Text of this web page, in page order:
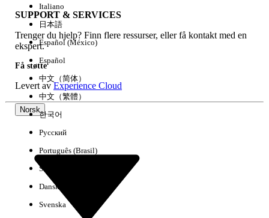
Fjern alle Utført
SUPPORT & SERVICES
Trenger du hjelp? Finn flere ressurser, eller få kontakt med en
ekspert.
Få støtte
Levert avExperience Cloud
Norsk
Italiano
日本語
Español (México)
Español
中文（简体）
中文（繁體）
한국어
Русский
Português (Brasil)
Suomi
Dansk
Svenska